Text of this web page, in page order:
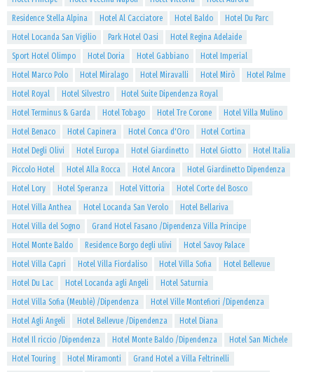
Residence Stella Alpina
Hotel Al Cacciatore Hotel Baldo
Hotel Du Parc
Hotel Locanda San Vigilio
Park Hotel Oasi
Hotel Regina Adelaide
Sport Hotel Olimpo
Hotel Doria Hotel Gabbiano
Hotel Imperial
Hotel Marco Polo
Hotel Miralago Hotel Miravalli Hotel Mirò
Hotel Palme
Hotel Royal
Hotel Silvestro
Hotel Suite Dipendenza Royal
Hotel Terminus & Garda
Hotel Tobago Hotel Tre Corone
Hotel Villa Mulino
Hotel Benaco
Hotel Capinera Hotel Conca d'Oro
Hotel Cortina
Hotel Degli Olivi
Hotel Europa Hotel Giardinetto Hotel Giotto
Hotel Italia
Piccolo Hotel
Hotel Alla Rocca Hotel Ancora
Hotel Giardinetto Dipendenza
Hotel Lory
Hotel Speranza Hotel Vittoria
Hotel Corte del Bosco
Hotel Villa Anthea
Hotel Locanda San Verolo
Hotel Bellariva
Hotel Villa del Sogno
Grand Hotel Fasano /Dipendenza Villa Principe
Hotel Monte Baldo
Residence Borgo degli ulivi
Hotel Savoy Palace
Hotel Villa Capri
Hotel Villa Fiordaliso Hotel Villa Sofia
Hotel Bellevue
Hotel Du Lac
Hotel Locanda agli Angeli
Hotel Saturnia
Hotel Villa Sofia (Meublè) /Dipendenza
Hotel Ville Montefiori /Dipendenza
Hotel Agli Angeli
Hotel Bellevue /Dipendenza
Hotel Diana
Hotel Il riccio /Dipendenza
Hotel Monte Baldo /Dipendenza
Hotel San Michele
Hotel Touring
Hotel Miramonti
Grand Hotel a Villa Feltrinelli